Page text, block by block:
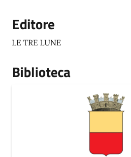
Editore
LE TRE LUNE
Biblioteca